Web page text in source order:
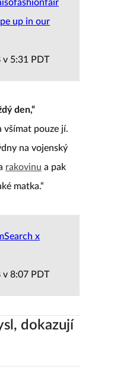
up in our
v 5:31 PDT
den,“
všímat pouze jí.
na vojenský
rakovinu a pak
matka.“
x
v 8:07 PDT
dokazují